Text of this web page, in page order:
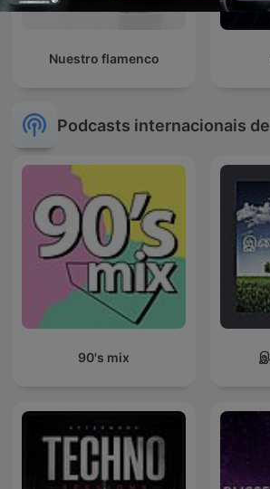
Nuestro flamenco
Podcasts internacionais
90's mix